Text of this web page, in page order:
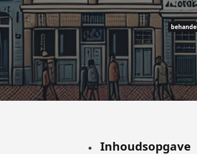
Inhoudsopgave